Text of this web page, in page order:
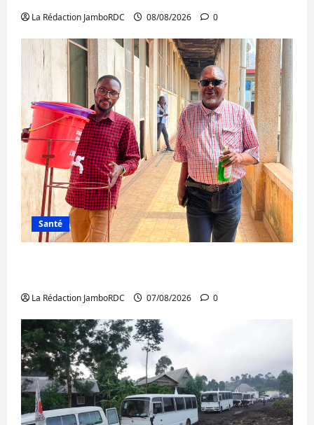
La Rédaction JamboRDC 08/08/2026 0
Santé
La Rédaction JamboRDC 07/08/2026 0